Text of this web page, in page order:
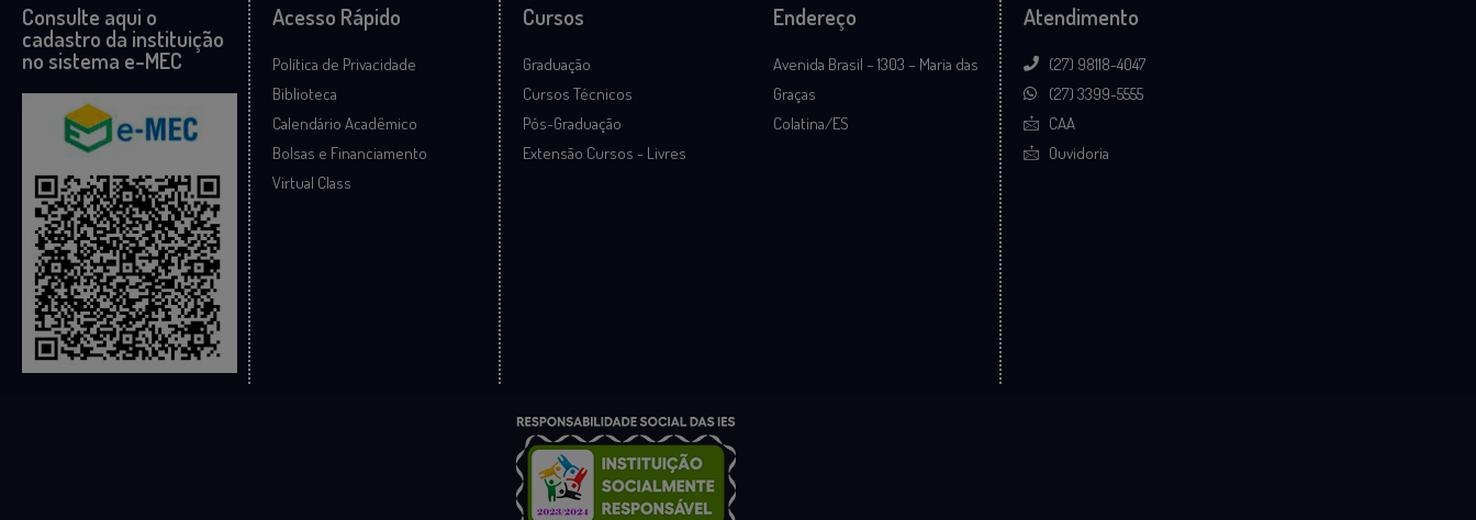
Consulte aqui o
cadastro da instituição
no sistema e-MEC
Acesso Rápido
Política de Privacidade
Biblioteca
Calendário Acadêmico
Bolsas e Financiamento
Virtual Class
Cursos
Graduação
Cursos Técnicos
Pós-Graduação
Extensão Cursos - Livres
Endereço
Avenida Brasil – 1303 – Maria das
Graças
Colatina/ES
Atendimento
(27) 98118-4047
(27) 3399-5555
CAA
Ouvidoria